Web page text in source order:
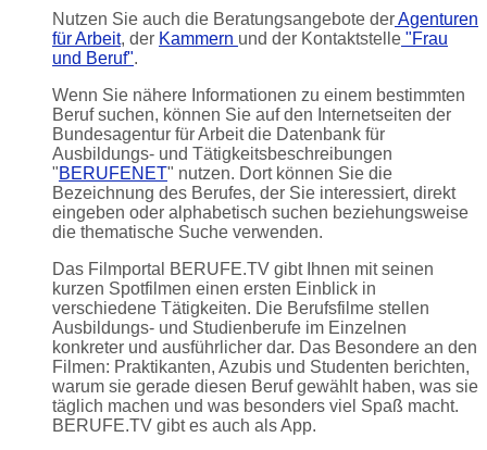
Nutzen Sie auch die Beratungsangebote derAgenturen
für Arbeit, der Kammern und der Kontaktstelle "Frau
und Beruf".
Wenn Sie nähere Informationen zu einem bestimmten
Beruf suchen, können Sie auf den Internetseiten der
Bundesagentur für Arbeit die Datenbank für
Ausbildungs- und Tätigkeitsbeschreibungen
"BERUFENET" nutzen. Dort können Sie die
Bezeichnung des Berufes, der Sie interessiert, direkt
eingeben oder alphabetisch suchen beziehungsweise
die thematische Suche verwenden.
Das Filmportal BERUFE.TV gibt Ihnen mit seinen
kurzen Spotfilmen einen ersten Einblick in
verschiedene Tätigkeiten. Die Berufsfilme stellen
Ausbildungs- und Studienberufe im Einzelnen
konkreter und ausführlicher dar. Das Besondere an den
Filmen: Praktikanten, Azubis und Studenten berichten,
warum sie gerade diesen Beruf gewählt haben, was sie
täglich machen und was besonders viel Spaß macht.
BERUFE.TV gibt es auch als App.